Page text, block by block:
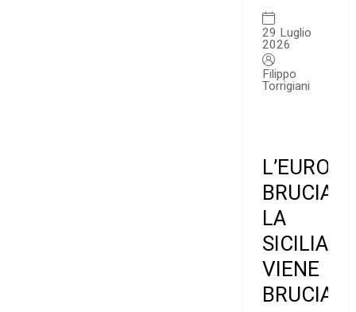
29 Luglio
2026
Filippo
Torrigiani
L’EUROPA
BRUCIA,
LA
SICILIA
VIENE